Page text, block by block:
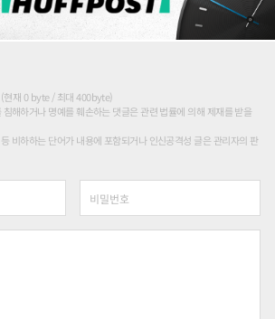
현재 0 byte / 최대 400byte)
해하거나 명예를 훼손하는 댓글은 관련 법률에 의해 제재를 받을
비하하는 단어가 내용에 포함되거나 인신공격성 글은 관리자의 판